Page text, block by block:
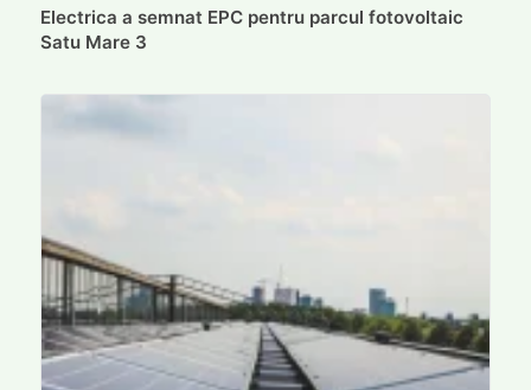
Electrica a semnat EPC pentru parcul fotovoltaic
Satu Mare 3